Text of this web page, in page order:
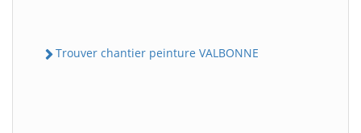
Trouver chantier peinture VALBONNE